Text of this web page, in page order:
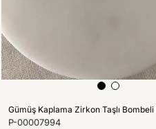
P-00007994